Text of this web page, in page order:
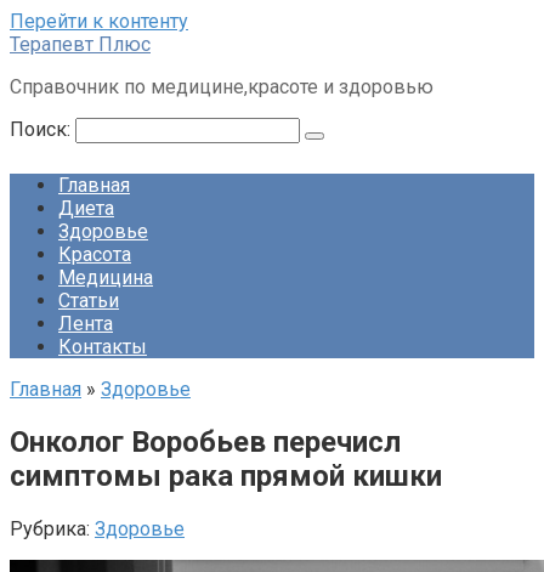
Перейти к контенту
Терапевт Плюс
Справочник по медицине,красоте и здоровью
Поиск:
Главная
Диета
Здоровье
Красота
Медицина
Статьи
Лента
Контакты
Главная » Здоровье
Онколог Воробьев перечисл
симптомы рака прямой кишки
Рубрика: Здоровье